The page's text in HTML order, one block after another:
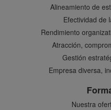
Alineamiento de
Efectividad de
Rendimiento
Atracción,
Gestión
Empresa diversa,
Nuestra